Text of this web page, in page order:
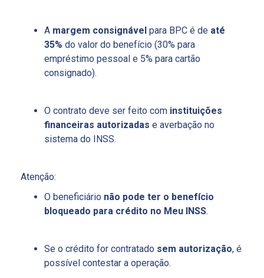
A margem consignável para BPC é de até
35% do valor do benefício (30% para
empréstimo pessoal e 5% para cartão
consignado).
O contrato deve ser feito com instituições
financeiras autorizadas e averbação no
sistema do INSS.
Atenção:
O beneficiário não pode ter o benefício
bloqueado para crédito no Meu INSS.
Se o crédito for contratado sem autorização, é
possível contestar a operação.